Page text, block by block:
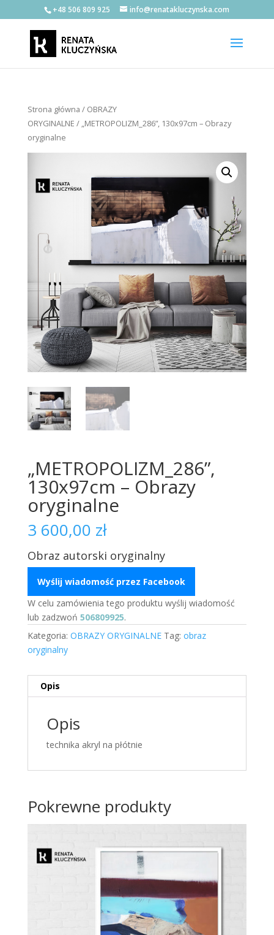
+48 506 809 925 info@renatakluczynska.com
Strona główna / OBRAZY
ORYGINALNE / „METROPOLIZM_286”, 130x97cm – Obrazy
oryginalne
„METROPOLIZM_286”,
130x97cm – Obrazy
oryginalne
3 600,00 zł
Obraz autorski oryginalny
Wyślij wiadomość przez Facebook
W celu zamówienia tego produktu wyślij wiadomość
lub zadzwoń 506809925.
Kategoria: OBRAZY ORYGINALNE Tag: obraz
oryginalny
Opis
Opis
technika akryl na płótnie
Pokrewne produkty